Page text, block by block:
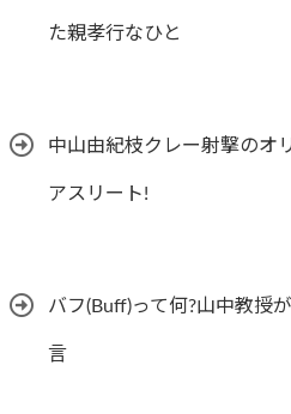
た親孝行なひと
中山由紀枝クレー射撃のオ
アスリート!
バフ(Buff)って何?山中教授
言